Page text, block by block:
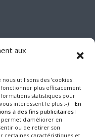
aux
utilisons des 'cookies'.
plus efficacement
statistiques pour
intéressent le plus :-) . En
à des fins publicitaires !
permet d'améliorer en
ou de retirer son
certaines caractéristiques et